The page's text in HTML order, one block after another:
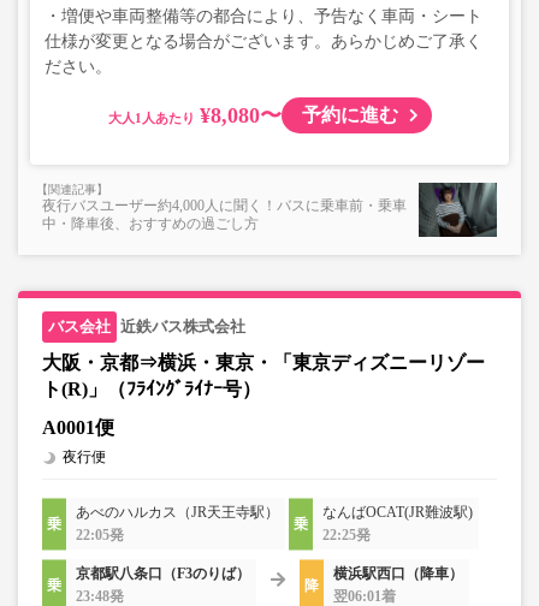
・増便や車両整備等の都合により、予告なく車両・シート
仕様が変更となる場合がございます。あらかじめご了承く
ださい。
大人 ¥8,080〜 予約に進む
夜行バスユーザー約4,000人に聞く！バスに乗車前・乗車
中・降車後、おすすめの過ごし方
近鉄バス株式会社
大阪・京都⇒横浜・東京・「東京ディズニーリゾー
ト(R)」（ﾌﾗｲﾝｸﾞﾗｲﾅｰ号）
A0001便
夜行便
あべのハルカス（JR天王寺駅）
22:05発
なんばOCAT(JR難波駅)
22:25発
京都駅八条口（F3のりば）
23:48発
横浜駅西口（降車）
翌06:01着